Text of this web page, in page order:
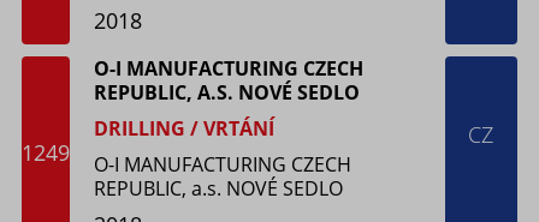
2018
1249
O-I MANUFACTURING CZECH
REPUBLIC, A.S. NOVÉ SEDLO
DRILLING / VRTÁNÍ
O-I MANUFACTURING CZECH
REPUBLIC, a.s. NOVÉ SEDLO
CZ